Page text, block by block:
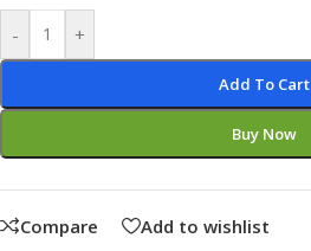
- +
Add To Cart
Buy Now
Alternative:
Compare Add to wishlist